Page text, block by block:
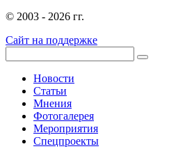
© 2003 - 2026 гг.
Сайт на поддержке
Новости
Статьи
Мнения
Фотогалерея
Мероприятия
Спецпроекты